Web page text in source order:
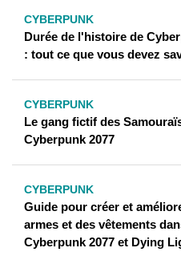
CYBERPUNK
Durée de l'histoire de
: tout ce que vous devez
CYBERPUNK
Le gang fictif des
Cyberpunk 2077
CYBERPUNK
Guide pour créer et
armes et des vêtements
Cyberpunk 2077 et Dying